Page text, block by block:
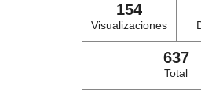
154
Visualizaciones
637
Total